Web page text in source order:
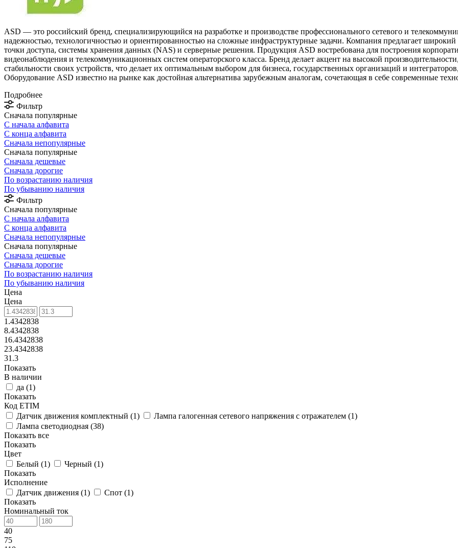
ASD — это российский бренд, специализирующийся на разработке и производстве профессионального сетевого и
надежностью, технологичностью и ориентированностью на сложные инфраструктурные задачи. Компания предлагает
точки доступа, системы хранения данных (NAS) и серверные решения. Продукция ASD востребована для построения
видеонаблюдения и телекоммуникационных систем операторского класса. Бренд делает акцент на высокой
стабильности своих устройств, что делает их оптимальным выбором для бизнеса, государственных организаций и
Оборудование ASD известно на рынке как достойная альтернатива зарубежным аналогам, сочетающая в себе современные
Подробнее
Фильтр
Сначала популярные
С начала алфавита
С конца алфавита
Сначала непопулярные
Сначала популярные
Сначала дешевые
Сначала дорогие
По возрастанию наличия
По убыванию наличия
Фильтр
Сначала популярные
С начала алфавита
С конца алфавита
Сначала непопулярные
Сначала популярные
Сначала дешевые
Сначала дорогие
По возрастанию наличия
По убыванию наличия
Цена
Цена
1.4342838
8.4342838
16.4342838
23.4342838
31.3
Показать
В наличии
да (1)
Показать
Код ETIM
Датчик движения комплектный (1) Лампа галогенная сетевого напряжения с отражателем (1)
Лампа светодиодная (38)
Показать все
Показать
Цвет
Белый (1) Черный (1)
Показать
Исполнение
Датчик движения (1) Спот (1)
Показать
Номинальный ток
40
75